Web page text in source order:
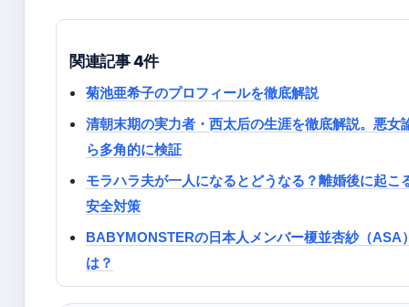
関連記事 4件
菊池亜希子のプロフィールを徹底解説
清朝末期の実力者・西太后の生涯を徹底解説。悪
ら多角的に検証
モラハラ夫が一人になるとどうなる？離婚後に起
安全対策
BABYMONSTERの日本人メンバー榎並杏紗（
は？